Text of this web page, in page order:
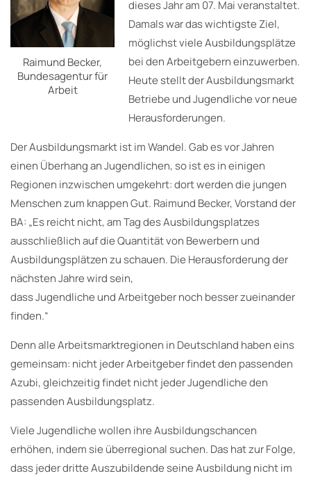
Raimund Becker,
Bundesagentur für
Arbeit
dieses Jahr am 07. Mai veranstaltet.
Damals war das wichtigste Ziel,
möglichst viele Ausbildungsplätze
bei den Arbeitgebern einzuwerben.
Heute stellt der Ausbildungsmarkt
Betriebe und Jugendliche vor neue
Herausforderungen.
Der Ausbildungsmarkt ist im Wandel. Gab es vor Jahren
einen Überhang an Jugendlichen, so ist es in einigen
Regionen inzwischen umgekehrt: dort werden die jungen
Menschen zum knappen Gut. Raimund Becker, Vorstand der
BA: „Es reicht nicht, am Tag des Ausbildungsplatzes
ausschließlich auf die Quantität von Bewerbern und
Ausbildungsplätzen zu schauen. Die Herausforderung der
nächsten Jahre wird sein,
dass Jugendliche und Arbeitgeber noch besser zueinander
finden.“
Denn alle Arbeitsmarktregionen in Deutschland haben eins
gemeinsam: nicht jeder Arbeitgeber findet den passenden
Azubi, gleichzeitig findet nicht jeder Jugendliche den
passenden Ausbildungsplatz.
Viele Jugendliche wollen ihre Ausbildungschancen
erhöhen, indem sie überregional suchen. Das hat zur Folge,
dass jeder dritte Auszubildende seine Ausbildung nicht im